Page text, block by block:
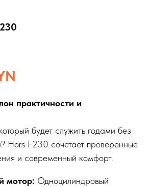
практичности и
будет служить годами без
Hors F230 сочетает проверенные
и современный комфорт.
мотор: Одноцилиндровый